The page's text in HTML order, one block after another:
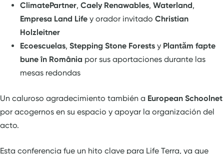
ClimatePartner, Caely Renawables, Waterland,
Empresa Land Life y orador invitado Christian
Holzleitner
Ecoescuelas, Stepping Stone Forests y Plantăm fapte
bune în România por sus aportaciones durante las
mesas redondas
Un caluroso agradecimiento también a European Schoolnet
por acogernos en su espacio y apoyar la organización del
acto.
Esta conferencia fue un hito clave para Life Terra, ya que